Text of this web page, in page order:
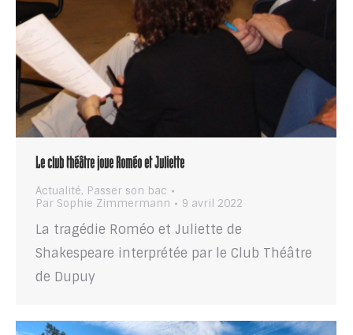
Le club théâtre joue Roméo et Juliette
Actualité, Passer son bac
Par Sophie Zimmermann 9 avril 2022
La tragédie Roméo et Juliette de
Shakespeare interprétée par le Club Théâtre
de Dupuy